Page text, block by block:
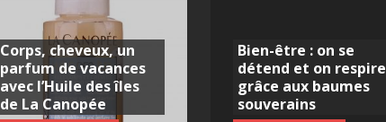
Corps, cheveux, un
parfum de vacances
avec l’Huile des îles
de La Canopée
Bien-être : on se
détend et on respire
grâce aux baumes
souverains